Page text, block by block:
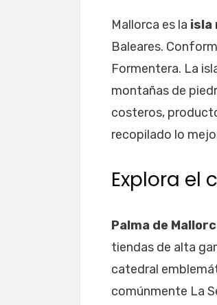
Mallorca es la isla
Baleares.
Formentera. La
montañas de
costeros,
recopilado lo
Explora el
Palma de
tiendas de alta
catedral
comúnmente La